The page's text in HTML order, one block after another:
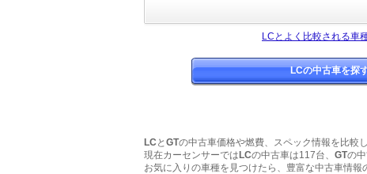
LCとよく比較される車
LCの中古車を探
LC と GTの中古車価格や燃費、スペック情報を比較
現在カーセンサーでは LCの中古車は117台、 GTの
お気に入りの車種を見つけたら、豊富な中古車情